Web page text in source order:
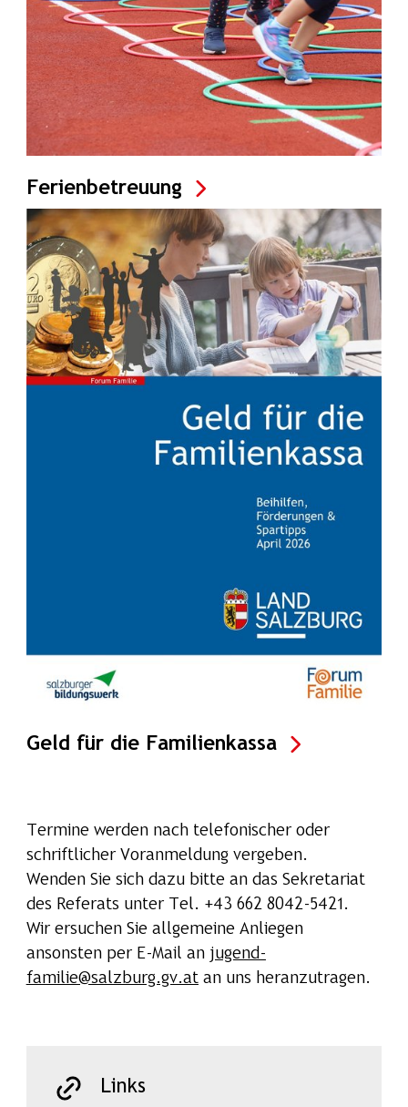
Ferienbetreuung
Geld für die Familienkassa
Termine werden nach telefonischer oder
schriftlicher Voranmeldung vergeben.
Wenden Sie sich dazu bitte an das Sekretariat
des Referats unter Tel. +43 662 8042-5421.
Wir ersuchen Sie allgemeine Anliegen
ansonsten per E-Mail an jugend-
familie@salzburg.gv.atan uns heranzutragen.
Links